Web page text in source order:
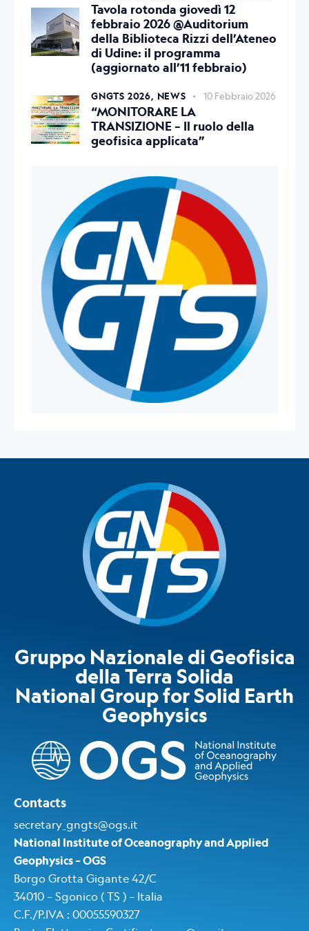
Tavola rotonda giovedì 12
febbraio 2026 @Auditorium
della Biblioteca Rizzi dell’Ateneo
di Udine: il programma
(aggiornato all’11 febbraio)
GNGTS 2026, NEWS 10 Febbraio 2026
“MONITORARE LA
TRANSIZIONE – Il ruolo della
geofisica applicata”
Gruppo Nazionale di Geofisica
della Terra Solida
National Group for Solid Earth
Geophysics​
Contacts
secretary_gngts@ogs.it
National Institute of Oceanography and Applied
Geophysics – OGS
Borgo Grotta Gigante 42/C
34010 – Sgonico ( TS ) – Italia
C.F./P.IVA : 00055590327